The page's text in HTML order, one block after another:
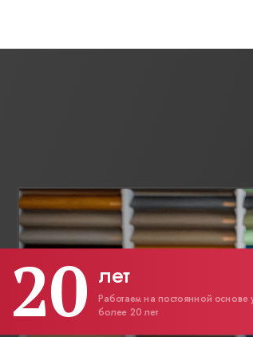
20 лет
Работаем на постоянной основе
более 20 лет